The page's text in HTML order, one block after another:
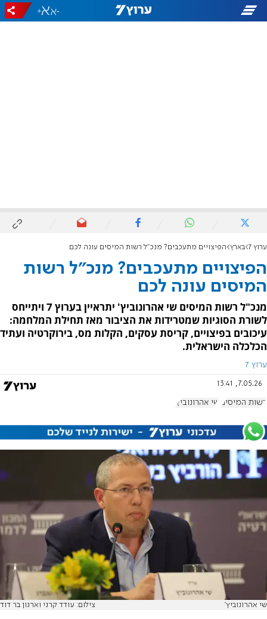
-
+
ערוץ 7 בארץ הפיצויים מתעכבים? מנכ"ל רשות המיסים עונה לכם
הפיצויים מתעכבים? מנכ"ל רשות
המיסים עונה לכם
מנכ"ל רשות המיסים שי אהרונוביץ' יתראיין בערוץ 7 ויתייחס
לשורת הסוגיות שמטרידות את הציבור מאז תחילת המלחמה:
עיכובים בפיצויים, קריסת עסקים, הקלות מס, בירוקרטיה ועתיד
הכלכלה הישראלית.
ערוץ 7
7.05.26, 13:41
רשות המיסים שי אהרונוביץ'
שי אהרונוביץ' צילום: עודד קרני וארנון בר דוד